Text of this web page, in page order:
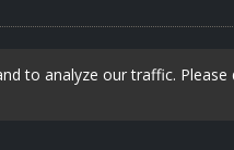
to analyze our traffic.